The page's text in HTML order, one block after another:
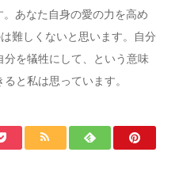
あなた自身の愛の力を高め
難しくないと思います。自分
を犠牲にして、という意味
と私は思っています。